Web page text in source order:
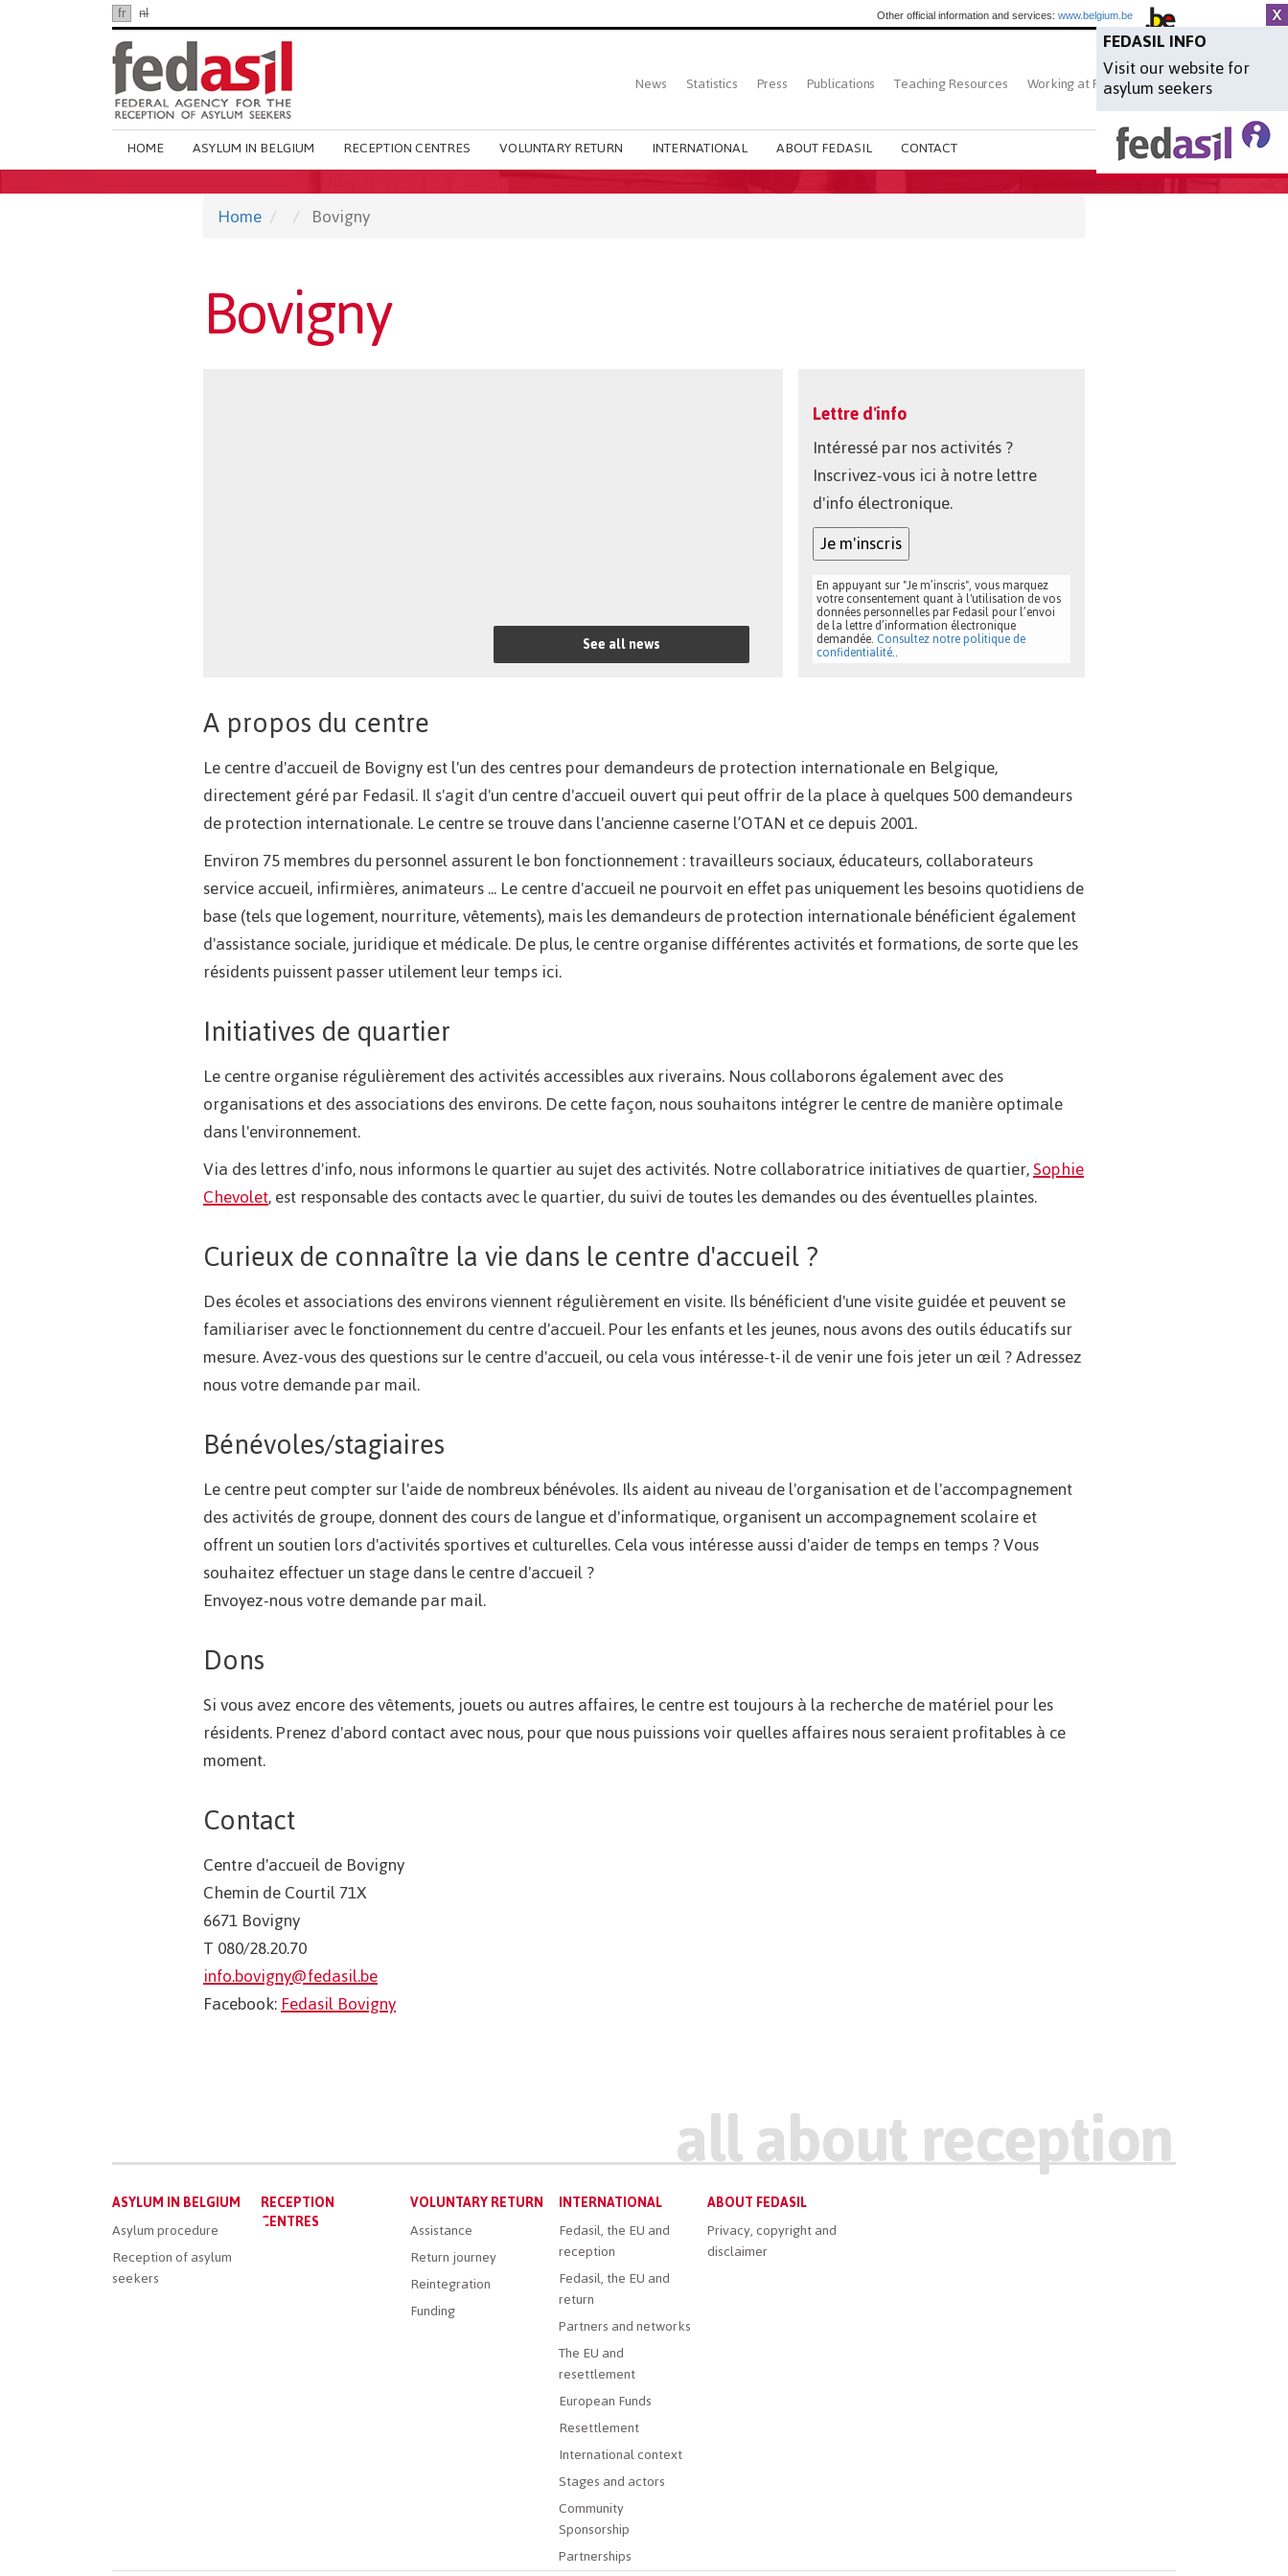
FEDASIL INFO
Visit our website for
asylum seekers
fr nl Other official information and services: www.belgium.be
Top
Main
menu
News Statistics Press Publications Teaching Resources Working at Fedasil Search
Main
navigation
HOME ASYLUM IN BELGIUM RECEPTION CENTRES VOLUNTARY RETURN INTERNATIONAL ABOUT FEDASIL CONTACT
Home Bovigny
Bovigny
See all news
Lettre d'info
Intéressé par nos activités ?
Inscrivez-vous ici à notre lettre
d'info électronique.
Je m'inscris
En appuyant sur "Je m’inscris", vous marquez
votre consentement quant à l'utilisation de vos
données personnelles par Fedasil pour l’envoi
de la lettre d’information électronique
demandée. Consultez notre politique de
confidentialité..
A propos du centre
Le centre d'accueil de Bovigny est l'un des centres pour demandeurs de protection internationale en Belgique,
directement géré par Fedasil. Il s'agit d'un centre d'accueil ouvert qui peut offrir de la place à quelques 500 demandeurs
de protection internationale. Le centre se trouve dans l'ancienne caserne l’OTAN et ce depuis 2001.
Environ 75 membres du personnel assurent le bon fonctionnement : travailleurs sociaux, éducateurs, collaborateurs
service accueil, infirmières, animateurs ... Le centre d'accueil ne pourvoit en effet pas uniquement les besoins quotidiens de
base (tels que logement, nourriture, vêtements), mais les demandeurs de protection internationale bénéficient également
d'assistance sociale, juridique et médicale. De plus, le centre organise différentes activités et formations, de sorte que les
résidents puissent passer utilement leur temps ici.
Initiatives de quartier
Le centre organise régulièrement des activités accessibles aux riverains. Nous collaborons également avec des
organisations et des associations des environs. De cette façon, nous souhaitons intégrer le centre de manière optimale
dans l'environnement.
Via des lettres d'info, nous informons le quartier au sujet des activités. Notre collaboratrice initiatives de quartier,Sophie
Chevolet, est responsable des contacts avec le quartier, du suivi de toutes les demandes ou des éventuelles plaintes.
Curieux de connaître la vie dans le centre d'accueil ?
Des écoles et associations des environs viennent régulièrement en visite. Ils bénéficient d'une visite guidée et peuvent se
familiariser avec le fonctionnement du centre d'accueil. Pour les enfants et les jeunes, nous avons des outils éducatifs sur
mesure. Avez-vous des questions sur le centre d'accueil, ou cela vous intéresse-t-il de venir une fois jeter un œil ? Adressez
nous votre demande par mail.
Bénévoles/stagiaires
Le centre peut compter sur l'aide de nombreux bénévoles. Ils aident au niveau de l'organisation et de l'accompagnement
des activités de groupe, donnent des cours de langue et d'informatique, organisent un accompagnement scolaire et
offrent un soutien lors d'activités sportives et culturelles. Cela vous intéresse aussi d'aider de temps en temps ? Vous
souhaitez effectuer un stage dans le centre d'accueil ?
Envoyez-nous votre demande par mail.
Dons
Si vous avez encore des vêtements, jouets ou autres affaires, le centre est toujours à la recherche de matériel pour les
résidents. Prenez d'abord contact avec nous, pour que nous puissions voir quelles affaires nous seraient profitables à ce
moment.
Contact
Centre d'accueil de Bovigny
Chemin de Courtil 71X
6671 Bovigny
T 080/28.20.70
info.bovigny@fedasil.be
Facebook:Fedasil Bovigny
Main
menu
ASYLUM IN BELGIUM
Asylum procedure
Reception of asylum
seekers
RECEPTION
CENTRES
VOLUNTARY RETURN
Assistance
Return journey
Reintegration
Funding
INTERNATIONAL
Fedasil, the EU and
reception
Fedasil, the EU and
return
Partners and networks
The EU and
resettlement
European Funds
Resettlement
International context
Stages and actors
Community
Sponsorship
Partnerships
ABOUT FEDASIL
Privacy, copyright and
disclaimer